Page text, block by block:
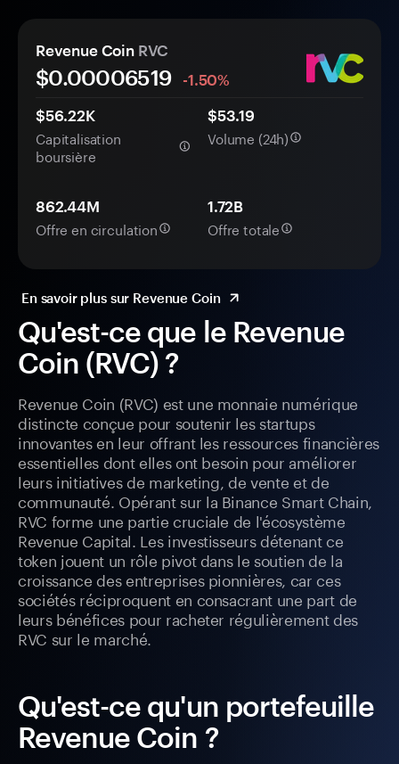
Qu'est-ce que le Revenue
Coin (RVC) ?
Revenue Coin (RVC) est une monnaie numérique
distincte conçue pour soutenir les startups
innovantes en leur offrant les ressources financières
essentielles dont elles ont besoin pour améliorer
leurs initiatives de marketing, de vente et de
communauté. Opérant sur la Binance Smart Chain,
RVC forme une partie cruciale de l'écosystème
Revenue Capital. Les investisseurs détenant ce
token jouent un rôle pivot dans le soutien de la
croissance des entreprises pionnières, car ces
sociétés réciproquent en consacrant une part de
leurs bénéfices pour racheter régulièrement des
RVC sur le marché.
Qu'est-ce qu'un portefeuille
Revenue Coin ?
Revenue Coin RVC
$0.00006519
-1.50%
$56.22K
Capitalisation
boursière
$53.19
Volume (24h)
862.44M
Offre en circulation
1.72B
Offre totale
En savoir plus sur Revenue Coin